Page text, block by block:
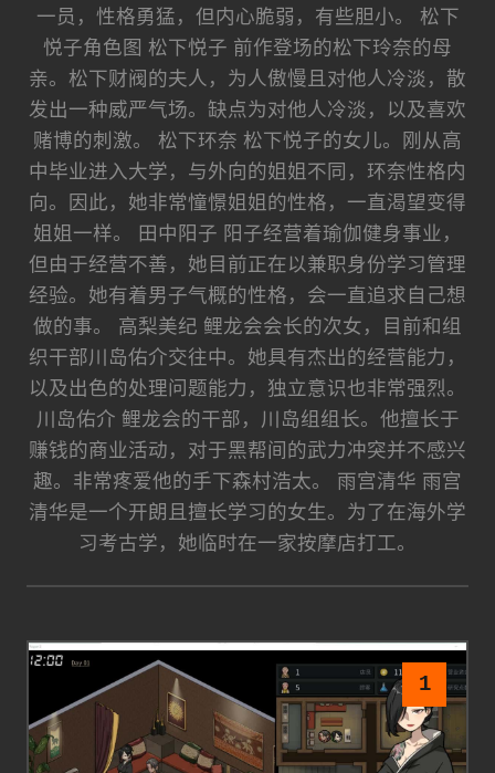
一员，性格勇猛，但内心脆弱，有些胆小。 松下
悦子角色图 松下悦子 前作登场的松下玲奈的母
亲。松下财阀的夫人，为人傲慢且对他人冷淡，散
发出一种威严气场。缺点为对他人冷淡，以及喜欢
赌博的刺激。 松下环奈 松下悦子的女儿。刚从高
中毕业进入大学，与外向的姐姐不同，环奈性格内
向。因此，她非常憧憬姐姐的性格，一直渴望变得
姐姐一样。 田中阳子 阳子经营着瑜伽健身事业，
但由于经营不善，她目前正在以兼职身份学习管理
经验。她有着男子气概的性格，会一直追求自己想
做的事。 高梨美纪 鲤龙会会长的次女，目前和组
织干部川岛佑介交往中。她具有杰出的经营能力，
以及出色的处理问题能力，独立意识也非常强烈。
川岛佑介 鲤龙会的干部，川岛组组长。他擅长于
赚钱的商业活动，对于黑帮间的武力冲突并不感兴
趣。非常疼爱他的手下森村浩太。 雨宫清华 雨宫
清华是一个开朗且擅长学习的女生。为了在海外学
习考古学，她临时在一家按摩店打工。
1